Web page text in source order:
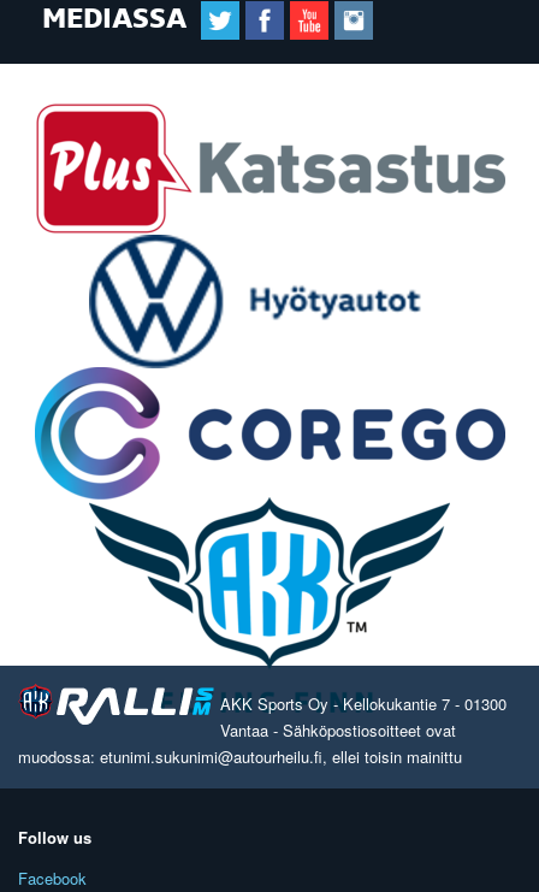
MEDIASSA
AKK Sports Oy - Kellokukantie 7 - 01300
Vantaa - Sähköpostiosoitteet ovat
muodossa: etunimi.sukunimi@autourheilu.fi, ellei toisin mainittu
Follow us
Facebook